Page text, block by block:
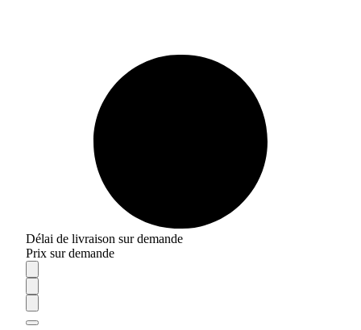
Délai de livraison sur demande
Prix sur demande